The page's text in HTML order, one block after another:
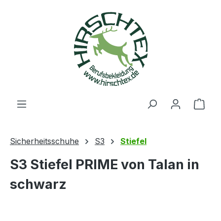
Sicherheitsschuhe S3 Stiefel
S3 Stiefel PRIME von Talan in
schwarz